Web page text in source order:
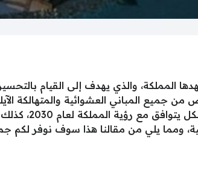
التي تشهدها المملكة، والذي يهدف إلى القيام
من جميع المباني العشوائية والمتهالكة
كما أنها تقوم بالعمل على التحسين من جودة البنية التحتية
ومما يلي من مقالنا هذا سوف نوفر لكم